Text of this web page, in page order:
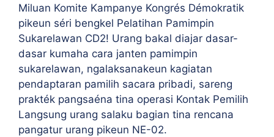
Miluan Komite Kampanye Kongrés Démokratik
pikeun séri bengkel Pelatihan Pamimpin
Sukarelawan CD2! Urang bakal diajar dasar-
dasar kumaha cara janten pamimpin
sukarelawan, ngalaksanakeun kagiatan
pendaptaran pamilih sacara pribadi, sareng
prakték pangsaéna tina operasi Kontak Pemilih
Langsung urang salaku bagian tina rencana
pangatur urang pikeun NE-02.